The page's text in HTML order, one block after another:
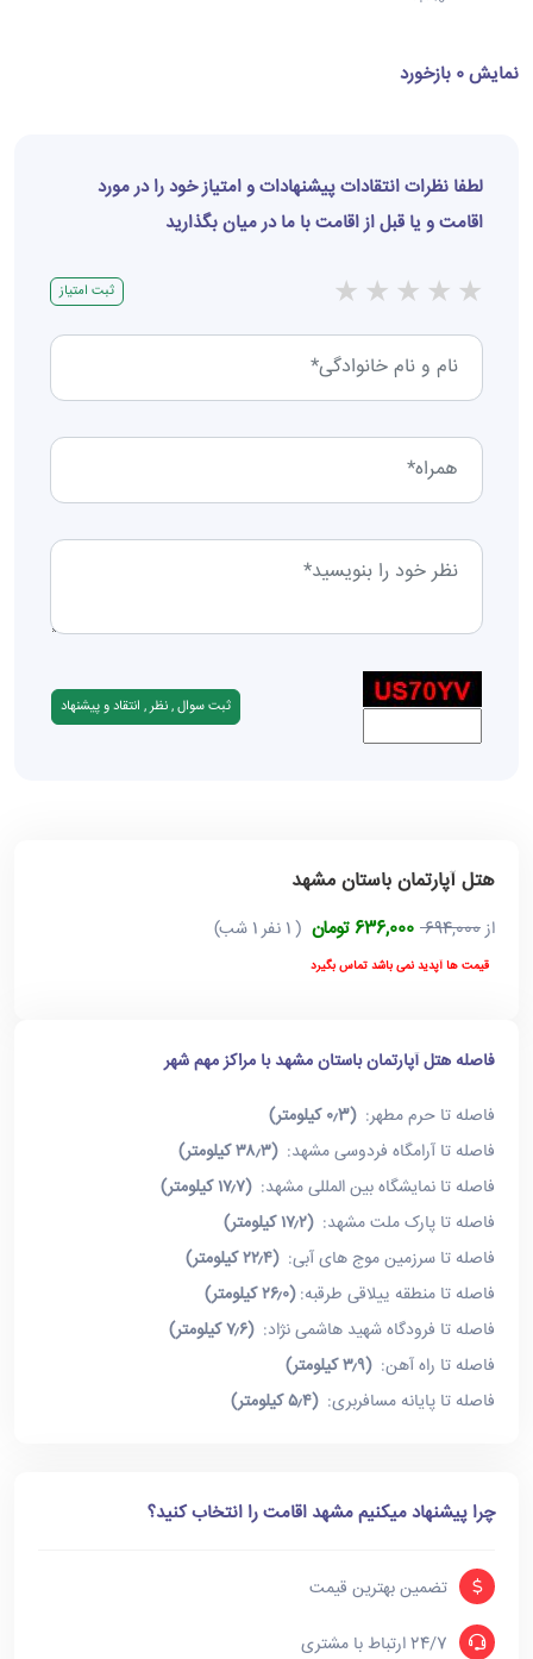
نمایش 0 بازخورد
لطفا نظرات انتقادات پیشنهادات و امتیاز خود را در مورد
اقامت و یا قبل از اقامت با ما در میان بگذارید
★
★
★
★
★ ثبت امتیاز
هتل آپارتمان باستان مشهد
از694,000 636,000 تومان ( 1 نفر 1 شب)
قیمت ها آپدید نمی باشد تماس بگیرد
فاصله هتل آپارتمان باستان مشهد با مراکز مهم شهر
فاصله تا حرم مطهر:(۰٫3 کیلومتر)
فاصله تا آرامگاه فردوسی مشهد:(۳۸٫۳ کیلومتر)
فاصله تا نمایشگاه بین المللی مشهد:(۱۷٫۷ کیلومتر)
فاصله تا پارک ملت مشهد:(۱۷٫۲ کیلومتر)
فاصله تا سرزمین موج های آبی:(۲۲٫۴ کیلومتر)
فاصله تا منطقه ییلاقی طرقبه:(۲۶٫۰ کیلومتر)
فاصله تا فرودگاه شهید هاشمی نژاد:(۷٫۶ کیلومتر)
فاصله تا راه آهن:(۳٫۹ کیلومتر)
فاصله تا پایانه مسافربری:(۵٫۴ کیلومتر)
چرا پیشنهاد میکنیم مشهد اقامت را انتخاب کنید؟
تضمین بهترین قیمت
24/7 ارتباط با مشتری